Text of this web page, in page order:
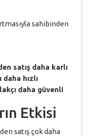
sahibinden
satış daha karlı
daha hızlı
daha güvenli
Etkisi
satış çok daha